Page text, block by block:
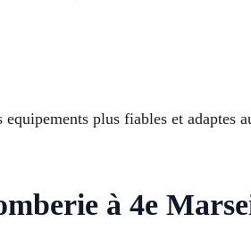
plus fiables et adaptes
à 4e